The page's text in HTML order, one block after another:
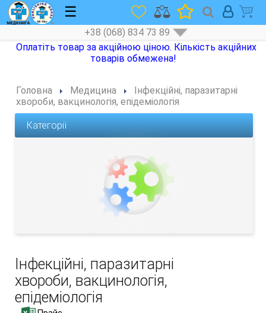
☰
+38 (068) 834 73 89
Оплатіть товар за акційною ціною. Кількість акційних
товарів обмежена!
Головна Медицина
Інфекційні, паразитарні
хвороби, вакцинологія, епідеміологія
Категорії
Інфекційні, паразитарні
хвороби, вакцинологія,
епідеміологія